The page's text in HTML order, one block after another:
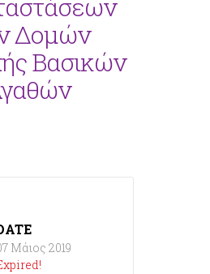
Δομών
Βασικών
Μάιος 2019